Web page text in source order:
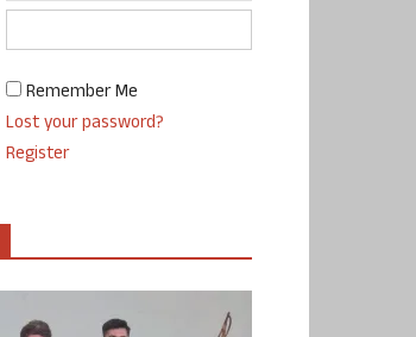
Remember Me
Lost your password?
Register